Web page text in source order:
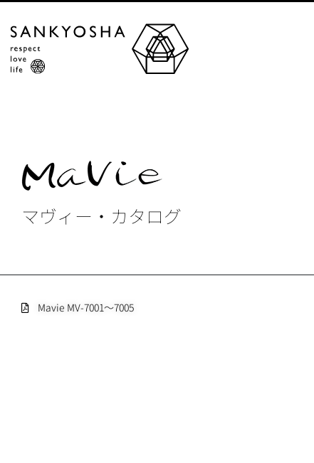
マヴィー・カタログ
Mavie MV-7001〜7005